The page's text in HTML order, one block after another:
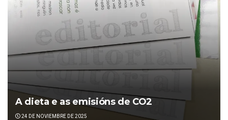
A dieta e as emisións de CO2
24 DE NOVIEMBRE DE 2025